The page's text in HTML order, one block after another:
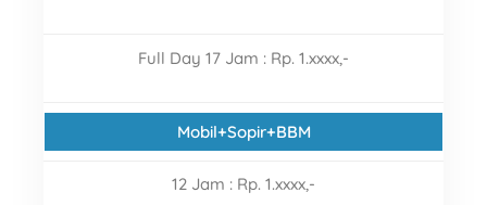
Full Day 17 Jam : Rp. 1.xxxx,-
Mobil+Sopir+BBM
12 Jam : Rp. 1.xxxx,-